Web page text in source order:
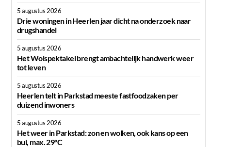
5 augustus 2026
Drie woningen in Heerlen jaar dicht na onderzoek naar
drugshandel
5 augustus 2026
Het Wolspektakel brengt ambachtelijk handwerk weer
tot leven
5 augustus 2026
Heerlen telt in Parkstad meeste fastfoodzaken per
duizend inwoners
5 augustus 2026
Het weer in Parkstad: zon en wolken, ook kans op een
bui, max. 29°C